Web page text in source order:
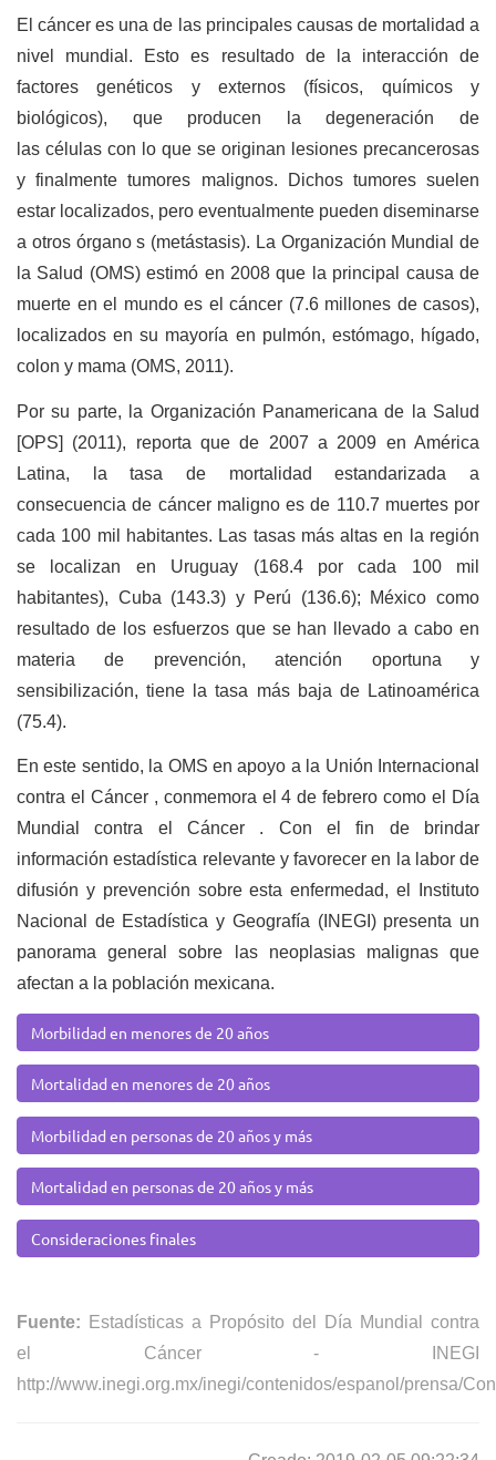
El cáncer es una de las principales causas de mortalidad a
nivel mundial. Esto es resultado de la interacción de
factores genéticos y externos (físicos, químicos y
biológicos), que producen la degeneración de
las células con lo que se originan lesiones precancerosas
y finalmente tumores malignos. Dichos tumores suelen
estar localizados, pero eventualmente pueden diseminarse
a otros órgano s (metástasis). La Organización Mundial de
la Salud (OMS) estimó en 2008 que la principal causa de
muerte en el mundo es el cáncer (7.6 millones de casos),
localizados en su mayoría en pulmón, estómago, hígado,
colon y mama (OMS, 2011).
Por su parte, la Organización Panamericana de la Salud
[OPS] (2011), reporta que de 2007 a 2009 en América
Latina, la tasa de mortalidad estandarizada a
consecuencia de cáncer maligno es de 110.7 muertes por
cada 100 mil habitantes. Las tasas más altas en la región
se localizan en Uruguay (168.4 por cada 100 mil
habitantes), Cuba (143.3) y Perú (136.6); México como
resultado de los esfuerzos que se han llevado a cabo en
materia de prevención, atención oportuna y
sensibilización, tiene la tasa más baja de Latinoamérica
(75.4).
En este sentido, la OMS en apoyo a la Unión Internacional
contra el Cáncer , conmemora el 4 de febrero como el Día
Mundial contra el Cáncer . Con el fin de brindar
información estadística relevante y favorecer en la labor de
difusión y prevención sobre esta enfermedad, el Instituto
Nacional de Estadística y Geografía (INEGI) presenta un
panorama general sobre las neoplasias malignas que
afectan a la población mexicana.
Morbilidad en menores de 20 años
Mortalidad en menores de 20 años
Morbilidad en personas de 20 años y más
Mortalidad en personas de 20 años y más
Consideraciones finales
Fuente: Estadísticas a Propósito del Día Mundial contra
el Cáncer - INEGI
http://www.inegi.org.mx/inegi/contenidos/espanol/prensa/